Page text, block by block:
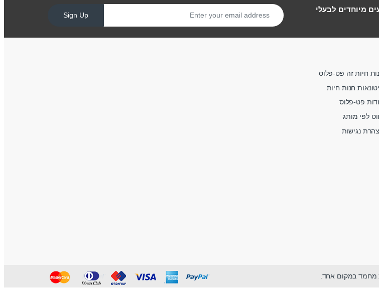
מיוחדים לבעלי
Sign Up
חיות זה פט-פלוס
חנות חיות
פט-פלוס
לפי מותג
נגישות